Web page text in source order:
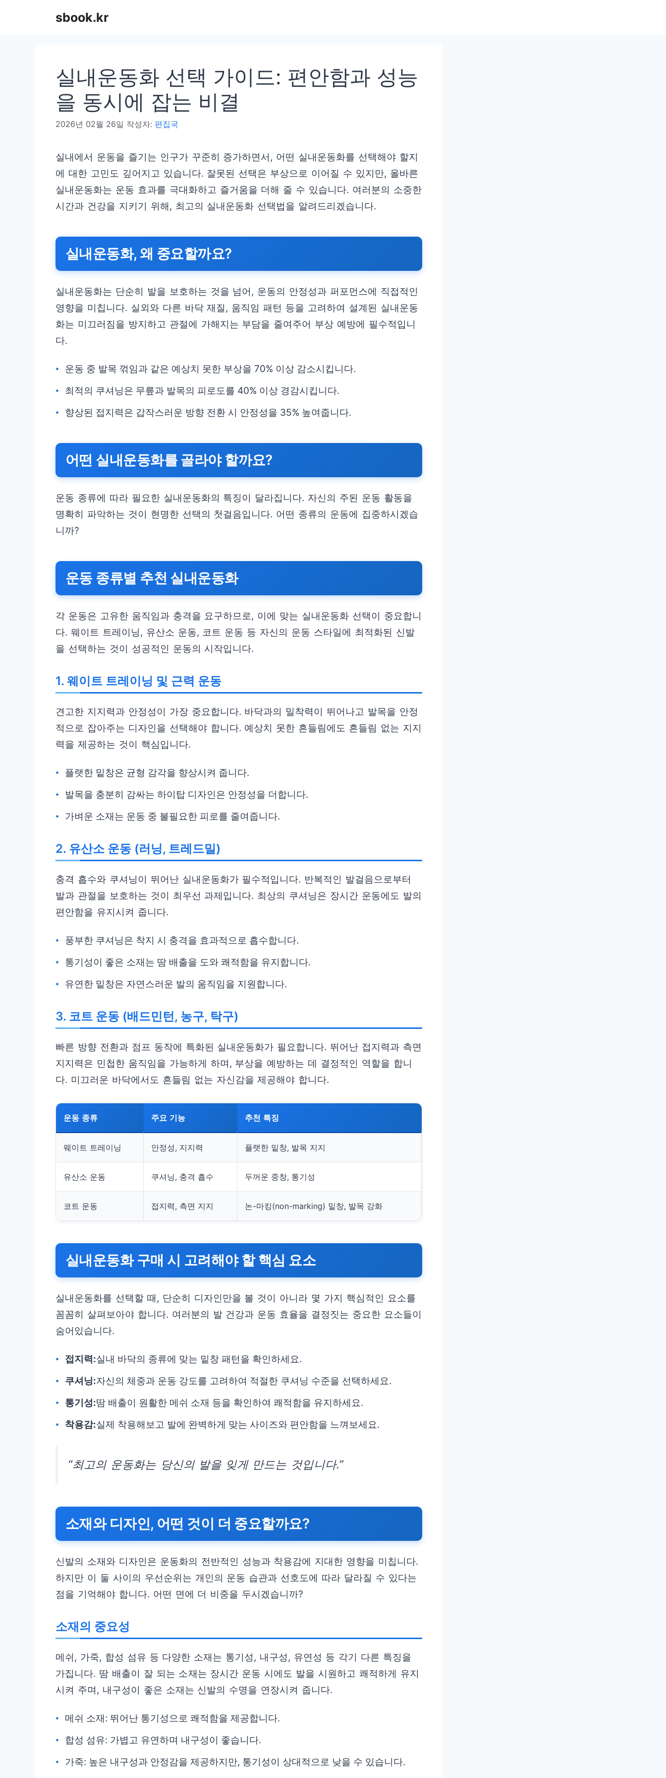
sbook.kr
실내운동화 선택 가이드: 편안함과 성능
을 동시에 잡는 비결
2026년 02월 26일 작성자: 편집국
실내에서 운동을 즐기는 인구가 꾸준히 증가하면서, 어떤 실내운동화를 선택해야 할지
에 대한 고민도 깊어지고 있습니다. 잘못된 선택은 부상으로 이어질 수 있지만, 올바른
실내운동화는 운동 효과를 극대화하고 즐거움을 더해 줄 수 있습니다. 여러분의 소중한
시간과 건강을 지키기 위해, 최고의 실내운동화 선택법을 알려드리겠습니다.
실내운동화, 왜 중요할까요?
실내운동화는 단순히 발을 보호하는 것을 넘어, 운동의 안정성과 퍼포먼스에 직접적인
영향을 미칩니다. 실외와 다른 바닥 재질, 움직임 패턴 등을 고려하여 설계된 실내운동
화는 미끄러짐을 방지하고 관절에 가해지는 부담을 줄여주어 부상 예방에 필수적입니
다.
운동 중 발목 꺾임과 같은 예상치 못한 부상을 70% 이상 감소시킵니다.
최적의 쿠셔닝은 무릎과 발목의 피로도를 40% 이상 경감시킵니다.
향상된 접지력은 갑작스러운 방향 전환 시 안정성을 35% 높여줍니다.
어떤 실내운동화를 골라야 할까요?
운동 종류에 따라 필요한 실내운동화의 특징이 달라집니다. 자신의 주된 운동 활동을
명확히 파악하는 것이 현명한 선택의 첫걸음입니다. 어떤 종류의 운동에 집중하시겠습
니까?
운동 종류별 추천 실내운동화
각 운동은 고유한 움직임과 충격을 요구하므로, 이에 맞는 실내운동화 선택이 중요합니
다. 웨이트 트레이닝, 유산소 운동, 코트 운동 등 자신의 운동 스타일에 최적화된 신발
을 선택하는 것이 성공적인 운동의 시작입니다.
1. 웨이트 트레이닝 및 근력 운동
견고한 지지력과 안정성이 가장 중요합니다. 바닥과의 밀착력이 뛰어나고 발목을 안정
적으로 잡아주는 디자인을 선택해야 합니다. 예상치 못한 흔들림에도 흔들림 없는 지지
력을 제공하는 것이 핵심입니다.
플랫한 밑창은 균형 감각을 향상시켜 줍니다.
발목을 충분히 감싸는 하이탑 디자인은 안정성을 더합니다.
가벼운 소재는 운동 중 불필요한 피로를 줄여줍니다.
2. 유산소 운동 (러닝, 트레드밀)
충격 흡수와 쿠셔닝이 뛰어난 실내운동화가 필수적입니다. 반복적인 발걸음으로부터
발과 관절을 보호하는 것이 최우선 과제입니다. 최상의 쿠셔닝은 장시간 운동에도 발의
편안함을 유지시켜 줍니다.
풍부한 쿠셔닝은 착지 시 충격을 효과적으로 흡수합니다.
통기성이 좋은 소재는 땀 배출을 도와 쾌적함을 유지합니다.
유연한 밑창은 자연스러운 발의 움직임을 지원합니다.
3. 코트 운동 (배드민턴, 농구, 탁구)
빠른 방향 전환과 점프 동작에 특화된 실내운동화가 필요합니다. 뛰어난 접지력과 측면
지지력은 민첩한 움직임을 가능하게 하며, 부상을 예방하는 데 결정적인 역할을 합니
다. 미끄러운 바닥에서도 흔들림 없는 자신감을 제공해야 합니다.
운동 종류 주요 기능 추천 특징
웨이트 트레이닝 안정성, 지지력 플랫한 밑창, 발목 지지
유산소 운동 쿠셔닝, 충격 흡수 두꺼운 중창, 통기성
코트 운동 접지력, 측면 지지 논-마킹(non-marking) 밑창, 발목 강화
실내운동화 구매 시 고려해야 할 핵심 요소
실내운동화를 선택할 때, 단순히 디자인만을 볼 것이 아니라 몇 가지 핵심적인 요소를
꼼꼼히 살펴보아야 합니다. 여러분의 발 건강과 운동 효율을 결정짓는 중요한 요소들이
숨어있습니다.
접지력:실내 바닥의 종류에 맞는 밑창 패턴을 확인하세요.
쿠셔닝:자신의 체중과 운동 강도를 고려하여 적절한 쿠셔닝 수준을 선택하세요.
통기성:땀 배출이 원활한 메쉬 소재 등을 확인하여 쾌적함을 유지하세요.
착용감:실제 착용해보고 발에 완벽하게 맞는 사이즈와 편안함을 느껴보세요.
“최고의 운동화는 당신의 발을 잊게 만드는 것입니다.”
소재와 디자인, 어떤 것이 더 중요할까요?
신발의 소재와 디자인은 운동화의 전반적인 성능과 착용감에 지대한 영향을 미칩니다.
하지만 이 둘 사이의 우선순위는 개인의 운동 습관과 선호도에 따라 달라질 수 있다는
점을 기억해야 합니다. 어떤 면에 더 비중을 두시겠습니까?
소재의 중요성
메쉬, 가죽, 합성 섬유 등 다양한 소재는 통기성, 내구성, 유연성 등 각기 다른 특징을
가집니다. 땀 배출이 잘 되는 소재는 장시간 운동 시에도 발을 시원하고 쾌적하게 유지
시켜 주며, 내구성이 좋은 소재는 신발의 수명을 연장시켜 줍니다.
메쉬 소재: 뛰어난 통기성으로 쾌적함을 제공합니다.
합성 섬유: 가볍고 유연하며 내구성이 좋습니다.
가죽: 높은 내구성과 안정감을 제공하지만, 통기성이 상대적으로 낮을 수 있습니다.